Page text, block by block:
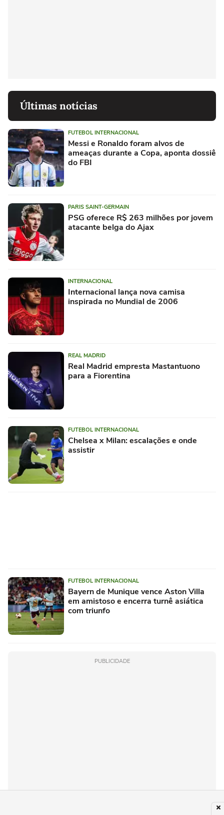
Últimas notícias
FUTEBOL INTERNACIONAL
Messi e Ronaldo foram alvos de
ameaças durante a Copa, aponta dossiê
do FBI
PARIS SAINT-GERMAIN
PSG oferece R$ 263 milhões por jovem
atacante belga do Ajax
INTERNACIONAL
Internacional lança nova camisa
inspirada no Mundial de 2006
REAL MADRID
Real Madrid empresta Mastantuono
para a Fiorentina
FUTEBOL INTERNACIONAL
Chelsea x Milan: escalações e onde
assistir
FUTEBOL INTERNACIONAL
Bayern de Munique vence Aston Villa
em amistoso e encerra turnê asiática
com triunfo
PUBLICIDADE